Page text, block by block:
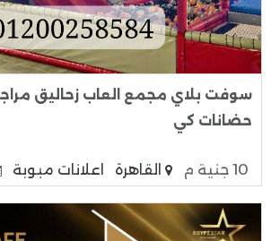
سوفت بلاي مجمع العاب زحاليق
حضانات كي
10 جنية م القاهرة اعلانات مبوبة